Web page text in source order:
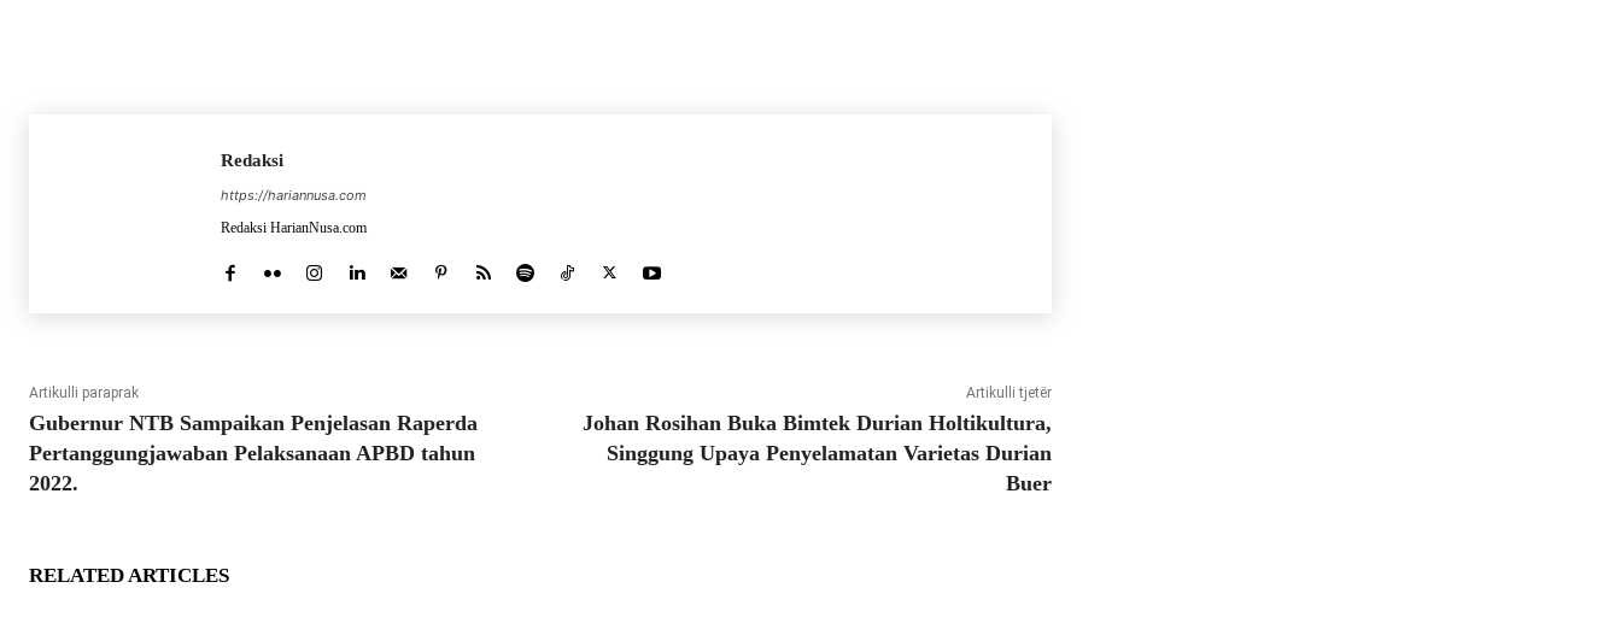
Redaksi
https://hariannusa.com
Redaksi HarianNusa.com
Artikulli paraprak
Gubernur NTB Sampaikan Penjelasan Raperda
Pertanggungjawaban Pelaksanaan APBD tahun
2022.
Artikulli tjetër
Johan Rosihan Buka Bimtek Durian Holtikultura,
Singgung Upaya Penyelamatan Varietas Durian
Buer
RELATED ARTICLES